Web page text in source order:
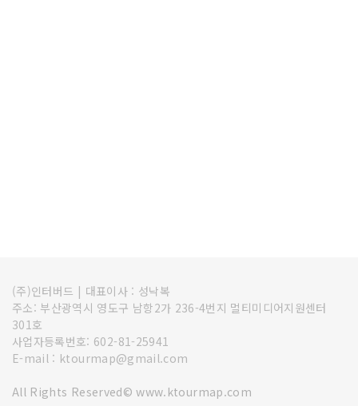
(주)인터버드 | 대표이사 : 성낙복
주소: 부산광역시 영도구 남항2가 236-4번지 멀티미디어지원센터
301호
사업자등록번호: 602-81-25941
E-mail : ktourmap@gmail.com
All Rights Reserved© www.ktourmap.com